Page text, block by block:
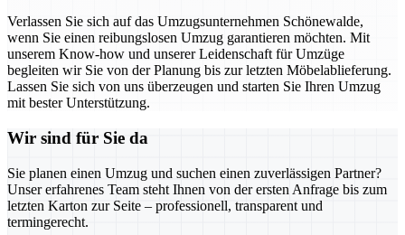
Verlassen Sie sich auf das Umzugsunternehmen Schönewalde,
wenn Sie einen reibungslosen Umzug garantieren möchten. Mit
unserem Know-how und unserer Leidenschaft für Umzüge
begleiten wir Sie von der Planung bis zur letzten Möbelablieferung.
Lassen Sie sich von uns überzeugen und starten Sie Ihren Umzug
mit bester Unterstützung.
Wir sind für Sie da
Sie planen einen Umzug und suchen einen zuverlässigen Partner?
Unser erfahrenes Team steht Ihnen von der ersten Anfrage bis zum
letzten Karton zur Seite – professionell, transparent und
termingerecht.